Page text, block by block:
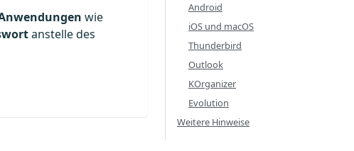
wie
anstelle des
Android
iOS und macOS
Thunderbird
Outlook
KOrganizer
Evolution
Weitere Hinweise